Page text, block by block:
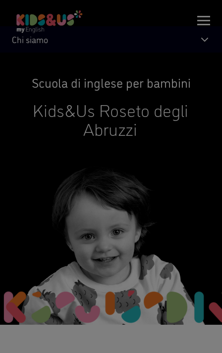
Scuola di inglese per bambini
Kids&Us Roseto degli
Abruzzi
Chi siamo